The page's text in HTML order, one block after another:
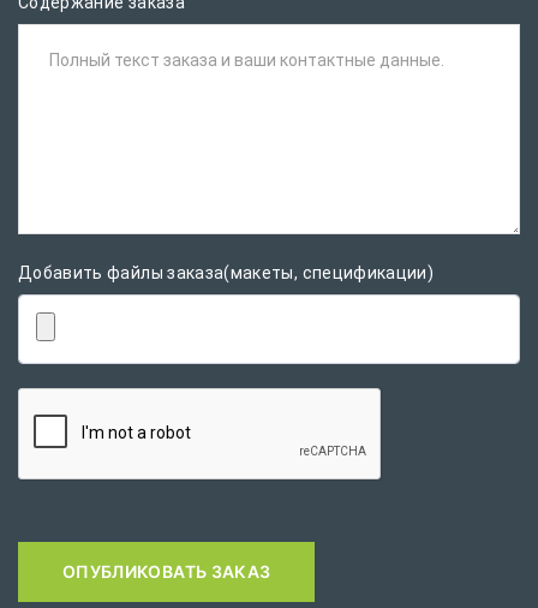
Полный текст заказа и ваши контактные данные.
Добавить файлы заказа(макеты, спецификации)
ОПУБЛИКОВАТЬ ЗАКАЗ